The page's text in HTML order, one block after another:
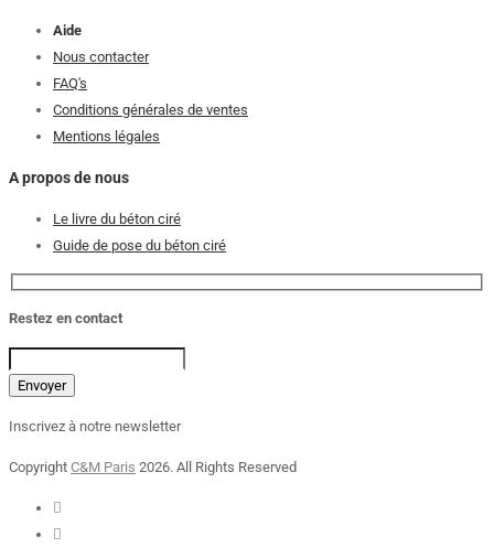
Aide
Nous contacter
FAQ's
Conditions générales de ventes
Mentions légales
A propos de nous
Le livre du béton ciré
Guide de pose du béton ciré
Restez en contact
Inscrivez à notre newsletter
Copyright C&M Paris 2026. All Rights Reserved